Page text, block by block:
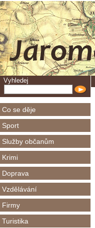
Vyhledej
Co se děje
Sport
Služby občanům
Krimi
Doprava
Vzdělávání
Firmy
Turistika